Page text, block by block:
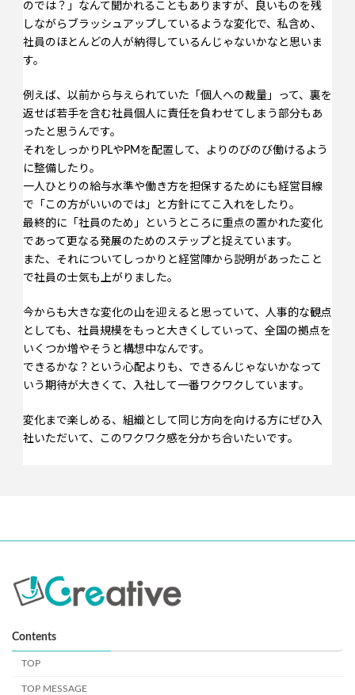
のでは？」なんて聞かれることもありますが、良いものを残
しながらブラッシュアップしているような変化で、私含め、
社員のほとんどの人が納得しているんじゃないかなと思いま
す。
例えば、以前から与えられていた「個人への裁量」って、裏を
返せば若手を含む社員個人に責任を負わせてしまう部分もあ
ったと思うんです。
それをしっかりPLやPMを配置して、よりのびのび働けるよう
に整備したり。
一人ひとりの給与水準や働き方を担保するためにも経営目線
で「この方がいいのでは」と方針にてこ入れをしたり。
最終的に「社員のため」というところに重点の置かれた変化
であって更なる発展のためのステップと捉えています。
また、それについてしっかりと経営陣から説明があったこと
で社員の士気も上がりました。
今からも大きな変化の山を迎えると思っていて、人事的な観点
としても、社員規模をもっと大きくしていって、全国の拠点を
いくつか増やそうと構想中なんです。
できるかな？という心配よりも、できるんじゃないかなって
いう期待が大きくて、入社して一番ワクワクしています。
変化まで楽しめる、組織として同じ方向を向ける方にぜひ入
社いただいて、このワクワク感を分かち合いたいです。
Contents
TOP
TOP MESSAGE